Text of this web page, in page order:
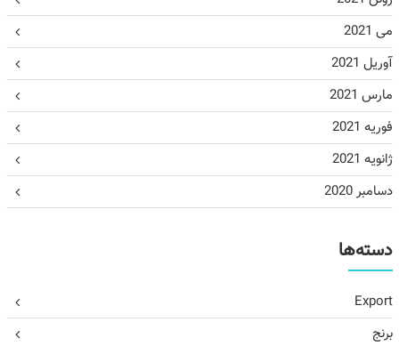
می 2021
آوریل 2021
مارس 2021
فوریه 2021
ژانویه 2021
دسامبر 2020
دسته‌ها
Export
برنج